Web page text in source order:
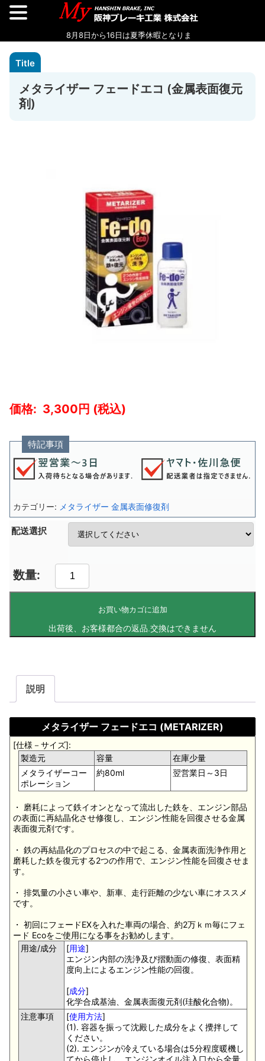
メタライザー フェードエコ (金属表面復元
剤)
3,300
特記事項
配送選択
お買い物カゴに追加
カテゴリー: メタライザー 金属表面修復剤
説明
メタライザー フェードエコ (METARIZER)
[仕様－サイズ]:
製造元
容量
在庫少量
メタライザーコー
ポレーション
約80ml 翌営業日～3日
・ 磨耗によって鉄イオンとなって流出した鉄を、エンジン部品
の表面に再結晶化させ修復し、エンジン性能を回復させる金属
表面復元剤です。
・ 鉄の再結晶化のプロセスの中で起こる、金属表面洗浄作用と
磨耗した鉄を復元する2つの作用で、エンジン性能を回復させま
す。
・ 排気量の小さい車や、新車、走行距離の少ない車にオススメ
です。
・ 初回にフェードEXを入れた車両の場合、約2万ｋｍ毎にフェ
ード Ecoをご使用になる事をお勧めします。
用途/成分
[用途]
エンジン内部の洗浄及び摺動面の修復、表面精
度向上によるエンジン性能の回復。
[成分]
化学合成基油、金属表面復元剤(珪酸化合物)。
注意事項
[使用方法]
(1). 容器を振って沈殿した成分をよく攪拌して
ください。
(2). エンジンが冷えている場合は5分程度暖機し